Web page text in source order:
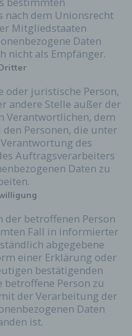
dem Unionsrecht
Mitgliedstaaten
Daten
nicht als Empfänger.
juristische Person,
andere Stelle außer der
Verantwortlichen, dem
Personen, die unter
des
Auftragsverarbeiters
Daten zu
betroffenen Person
Fall in informierter
abgegebene
einer Erklärung oder
bestätigenden
Person zu
der Verarbeitung der
Daten
ist.